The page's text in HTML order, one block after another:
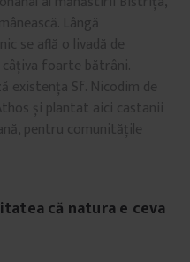
Lângă
se află o livadă de
foarte bătrâni.
existența Sf. Nicodim de
și plantat aici castanii
pentru comunitățile
că natura e ceva